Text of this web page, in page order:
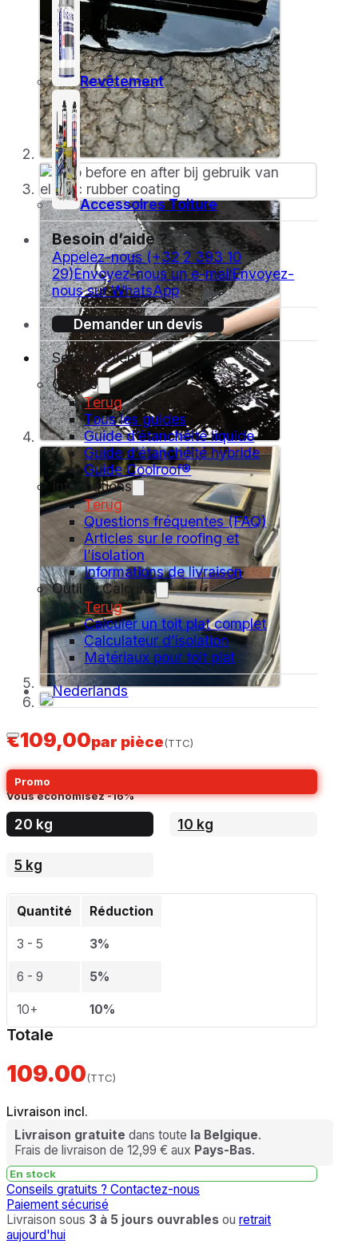
Revêtement
Accessoires Toiture
Besoin d’aide ?
Appelez-nous (+32 2 393 10
29)Envoyez-nous un e-mailEnvoyez-
nous sur WhatsApp
Demander un devis
Service client
Guides
Terug
Tous les guides
Guide d’étanchéité liquide
Guide d’étanchéité hybride
Guide Coolroof®
Informations
Terug
Questions fréquentes (FAQ)
Articles sur le roofing et
l’isolation
Informations de livraison
Outils / Calculer
Terug
Calculer un toit plat complet
Calculateur d’isolation
Matériaux pour toit plat
Nederlands
€109,00par pièce(TTC)
Promo
En général:
Vous économisez-16%
20 kg 10 kg
5 kg
Quantité Réduction
3 - 5 3%
6 - 9 5%
10+ 10%
Totale
109.00(TTC)
Livraison incl.
Livraison gratuite dans toute la Belgique.
Frais de livraison de 12,99 € aux Pays-Bas.
En stock
Conseils gratuits ? Contactez-nous
Paiement sécurisé
Livraison sous 3 à 5 jours ouvrables ou retrait
aujourd'hui